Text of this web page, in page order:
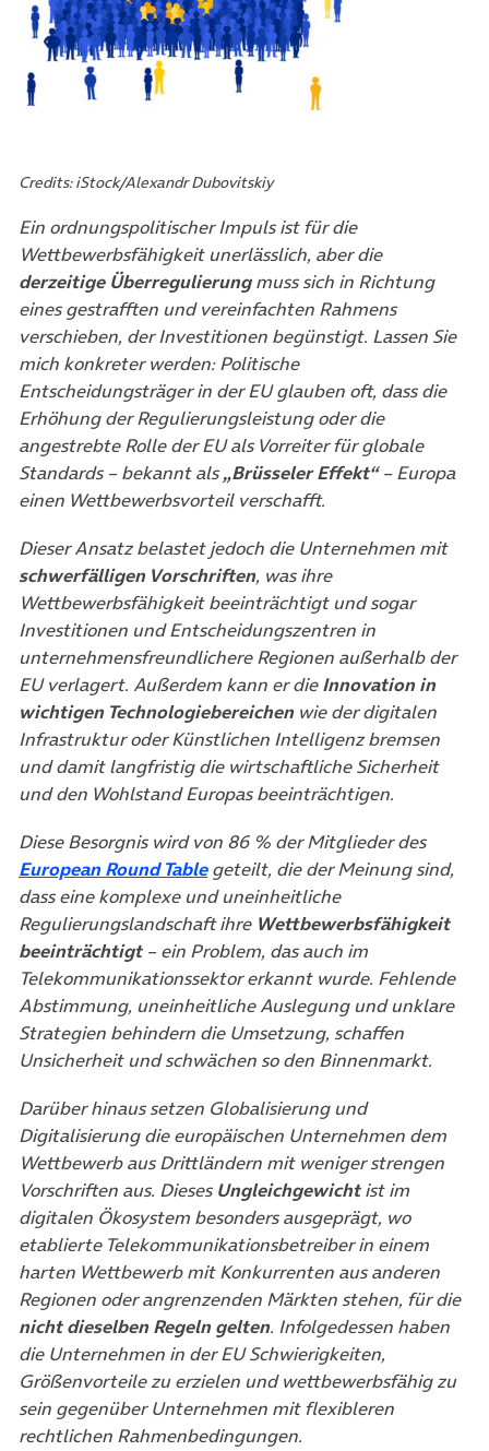
Credits: iStock/Alexandr Dubovitskiy
Ein ordnungspolitischer Impuls ist für die
Wettbewerbsfähigkeit unerlässlich, aber die
derzeitige Überregulierungmuss sich in Richtung
eines gestrafften und vereinfachten Rahmens
verschieben, der Investitionen begünstigt. Lassen Sie
mich konkreter werden: Politische
Entscheidungsträger in der EU glauben oft, dass die
Erhöhung der Regulierungsleistung oder die
angestrebte Rolle der EU als Vorreiter für globale
Standards – bekannt als„Brüsseler Effekt“– Europa
einen Wettbewerbsvorteil verschafft.
Dieser Ansatz belastet jedoch die Unternehmen mit
schwerfälligen Vorschriften, was ihre
Wettbewerbsfähigkeit beeinträchtigt und sogar
Investitionen und Entscheidungszentren in
unternehmensfreundlichere Regionen außerhalb der
EU verlagert. Außerdem kann er dieInnovation in
wichtigen Technologiebereichenwie der digitalen
Infrastruktur oder Künstlichen Intelligenz bremsen
und damit langfristig die wirtschaftliche Sicherheit
und den Wohlstand Europas beeinträchtigen.
Diese Besorgnis wird von 86 % der Mitglieder des
European Round Tablegeteilt, die der Meinung sind,
dass eine komplexe und uneinheitliche
Regulierungslandschaft ihre Wettbewerbsfähigkeit
beeinträchtigt– ein Problem, das auch im
Telekommunikationssektor erkannt wurde. Fehlende
Abstimmung, uneinheitliche Auslegung und unklare
Strategien behindern die Umsetzung, schaffen
Unsicherheit und schwächen so den Binnenmarkt.
Darüber hinaus setzen Globalisierung und
Digitalisierung die europäischen Unternehmen dem
Wettbewerb aus Drittländern mit weniger strengen
Vorschriften aus. Dieses Ungleichgewichtist im
digitalen Ökosystem besonders ausgeprägt, wo
etablierte Telekommunikationsbetreiber in einem
harten Wettbewerb mit Konkurrenten aus anderen
Regionen oder angrenzenden Märkten stehen, für die
nicht dieselben Regeln gelten. Infolgedessen haben
die Unternehmen in der EU Schwierigkeiten,
Größenvorteile zu erzielen und wettbewerbsfähig zu
sein gegenüber Unternehmen mit flexibleren
rechtlichen Rahmenbedingungen.